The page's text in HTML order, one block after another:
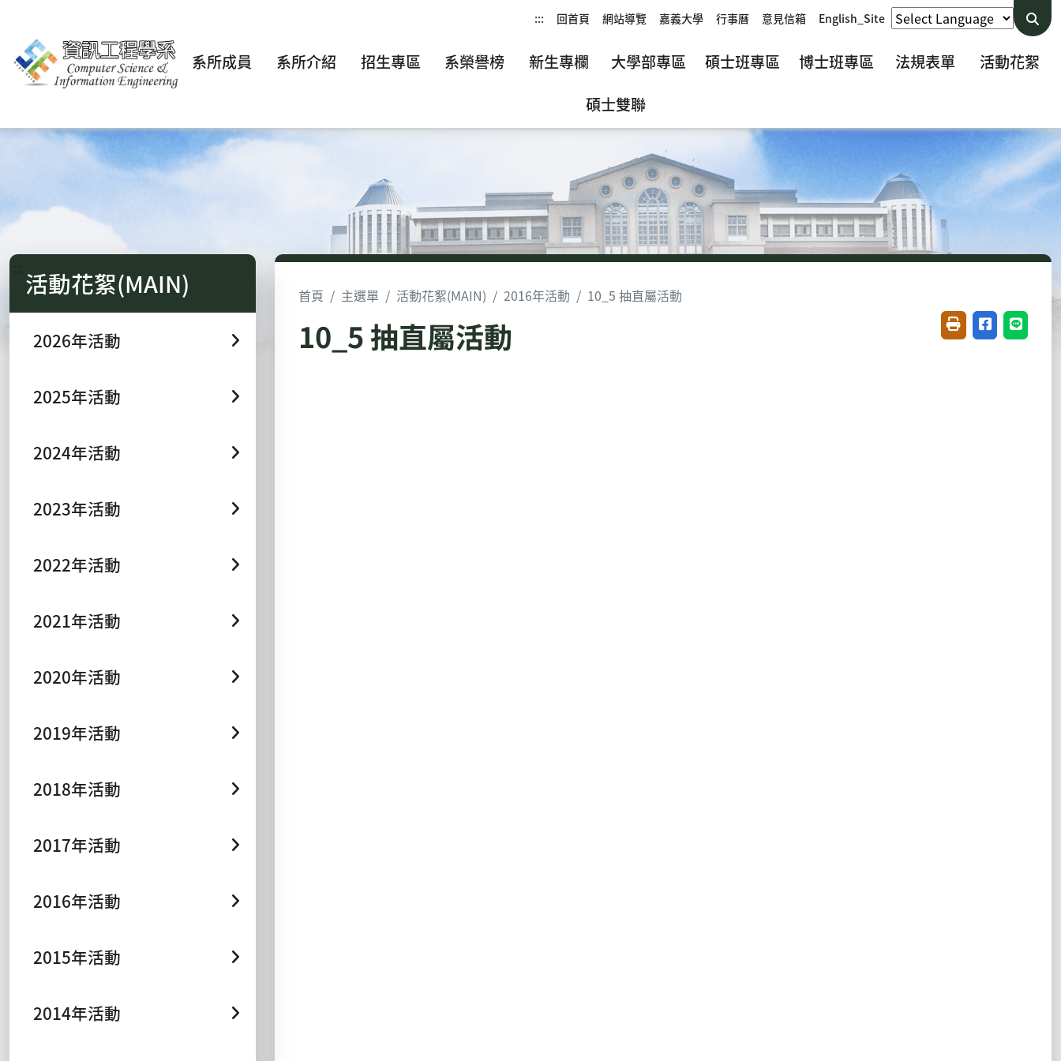
::: 回首頁 網站導覽 嘉義大學 行事曆 意見信箱 English_Site
系所成員 系所介紹 招生專區 系榮譽榜 新生專欄 大學部專區 碩士班專區 博士班專區 法規表單
活動花絮
碩士雙聯
活動花絮(MAIN)
2026年活動
2025年活動
2024年活動
2023年活動
2022年活動
2021年活動
2020年活動
2019年活動
2018年活動
2017年活動
2016年活動
2015年活動
2014年活動
首頁 主選單 活動花絮(MAIN) 2016年活動 10_5 抽直屬活動
10_5 抽直屬活動 友善列印(開新視窗)
分享至臉書(
分享至